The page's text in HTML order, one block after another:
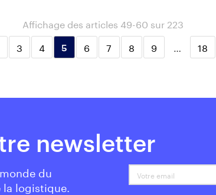
Affichage des articles 49-60 sur 223
3 4 5 6 7 8 9 … 18
newsletter
du
logistique.
Votre email